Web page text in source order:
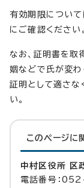
有効期限について
にご確認ください。
なお、証明書を取
姻などで氏が変わ
証明として適さな
い。
このページに
中村区役所 区
電話番号：